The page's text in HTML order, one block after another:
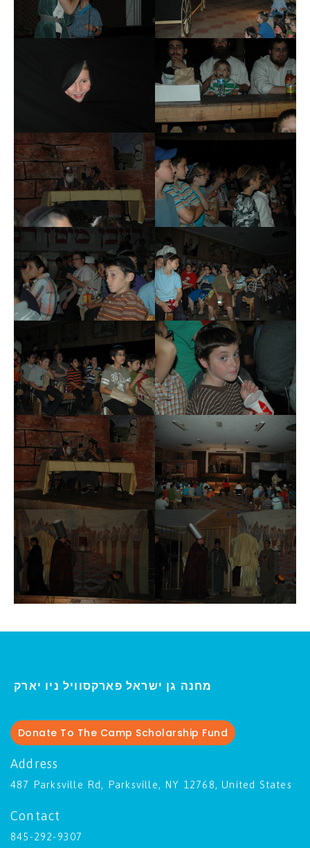
מחנה גן ישראל פארקסוויל ני
Donate To The Camp Scholarship Fund
Address
487 Parksville Rd, Parksville, NY 12768, United States
Contact
845-292-9307